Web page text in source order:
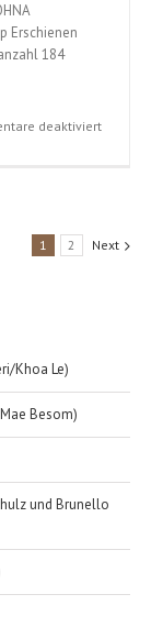
Erschienen
184
deaktiviertfür
1 2 Next
Khoa Le)
Besom)
und Brunello